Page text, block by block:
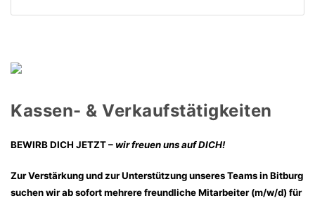
Kassen- & Verkaufstätigkeiten
BEWIRB DICH JETZT – wir freuen uns auf DICH!
Zur Verstärkung und zur Unterstützung unseres Teams in Bitburg
suchen wir ab sofort mehrere freundliche Mitarbeiter (m/w/d) für